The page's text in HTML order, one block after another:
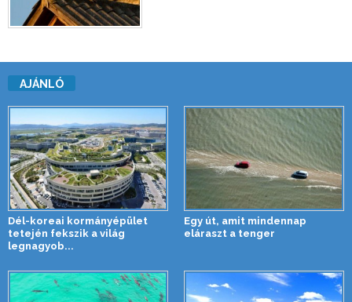
AJÁNLÓ
Dél-koreai kormányépület
tetején fekszik a világ
legnagyob...
Egy út, amit mindennap
eláraszt a tenger